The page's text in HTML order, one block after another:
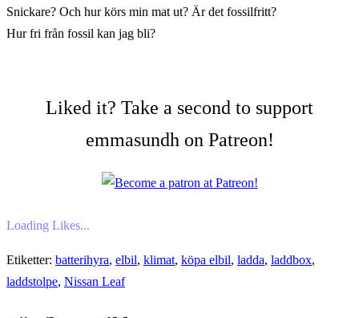
Snickare? Och hur körs min mat ut? Är det fossilfritt?
Hur fri från fossil kan jag bli?
Liked it? Take a second to support
emmasundh on Patreon!
Loading Likes...
Etiketter: batterihyra, elbil, klimat, köpa elbil, ladda, laddbox,
laddstolpe, Nissan Leaf